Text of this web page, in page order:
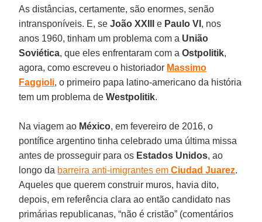
As distâncias, certamente, são enormes, senão
intransponíveis. E, seJoão XXIII e Paulo VI , nos
anos 1960, tinham um problema com a União
Soviética, que eles enfrentaram com aOstpolitik,
agora, como escreveu o historiador Massimo
Faggioli, o primeiro papa latino-americano da história
tem um problema deWestpolitik.
Na viagem ao México, em fevereiro de 2016, o
pontífice argentino tinha celebrado uma última missa
antes de prosseguir para os Estados Unidos, ao
longo da barreira anti-imigrantes emCiudad Juarez.
Aqueles que querem construir muros, havia dito,
depois, em referência clara ao então candidato nas
primárias republicanas, “não é cristão” (comentários